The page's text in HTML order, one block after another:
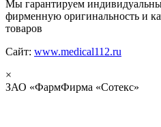
Мы гарантируем
фирменную оригинальность и
товаров
Сайт: www.medical112.ru
×
ЗАО «ФармФирма «Сотекс»